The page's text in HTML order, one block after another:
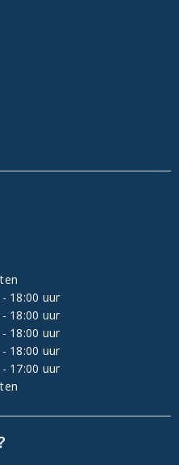
18:00 uur
18:00 uur
18:00 uur
18:00 uur
17:00 uur